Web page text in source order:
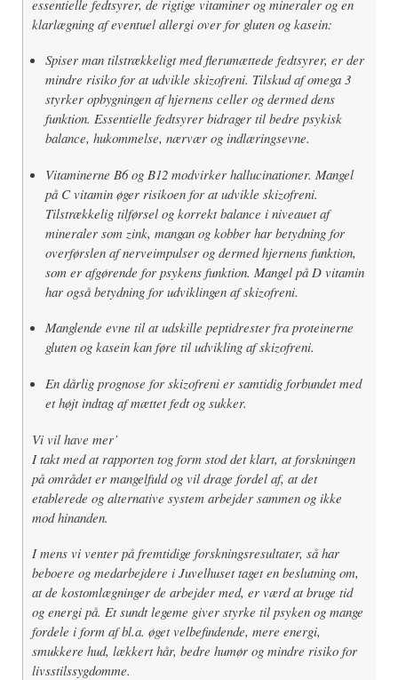
essentielle fedtsyrer, de rigtige vitaminer og mineraler og en
klarlægning af eventuel allergi over for gluten og kasein:
Spiser man tilstrækkeligt med flerumættede fedtsyrer, er der
mindre risiko for at udvikle skizofreni. Tilskud af omega 3
styrker opbygningen af hjernens celler og dermed dens
funktion. Essentielle fedtsyrer bidrager til bedre psykisk
balance, hukommelse, nærvær og indlæringsevne.
Vitaminerne B6 og B12 modvirker hallucinationer. Mangel
på C vitamin øger risikoen for at udvikle skizofreni.
Tilstrækkelig tilførsel og korrekt balance i niveauet af
mineraler som zink, mangan og kobber har betydning for
overførslen af nerveimpulser og dermed hjernens funktion,
som er afgørende for psykens funktion. Mangel på D vitamin
har også betydning for udviklingen af skizofreni.
Manglende evne til at udskille peptidrester fra proteinerne
gluten og kasein kan føre til udvikling af skizofreni.
En dårlig prognose for skizofreni er samtidig forbundet med
et højt indtag af mættet fedt og sukker.
Vi vil have mer’
I takt med at rapporten tog form stod det klart, at forskningen
på området er mangelfuld og vil drage fordel af, at det
etablerede og alternative system arbejder sammen og ikke
mod hinanden.
I mens vi venter på fremtidige forskningsresultater, så har
beboere og medarbejdere i Juvelhuset taget en beslutning om,
at de kostomlægninger de arbejder med, er værd at bruge tid
og energi på. Et sundt legeme giver styrke til psyken og mange
fordele i form af bl.a. øget velbefindende, mere energi,
smukkere hud, lækkert hår, bedre humør og mindre risiko for
livsstilssygdomme.